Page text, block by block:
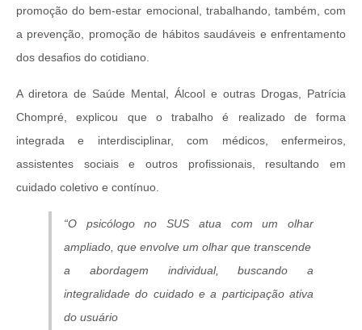
promoção do bem-estar emocional, trabalhando, também, com
a prevenção, promoção de hábitos saudáveis e enfrentamento
dos desafios do cotidiano.
A diretora de Saúde Mental, Álcool e outras Drogas, Patrícia
Chompré, explicou que o trabalho é realizado de forma
integrada e interdisciplinar, com médicos, enfermeiros,
assistentes sociais e outros profissionais, resultando em
cuidado coletivo e contínuo.
“O psicólogo no SUS atua com um olhar
ampliado, que envolve um olhar que transcende
a abordagem individual, buscando a
integralidade do cuidado e a participação ativa
do usuário